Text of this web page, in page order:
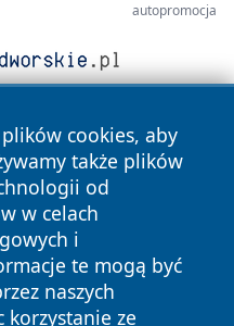
autopromocja
cookies, aby
także plików
od
w celach
i
te mogą być
naszych
ze
Wszystkie prawa